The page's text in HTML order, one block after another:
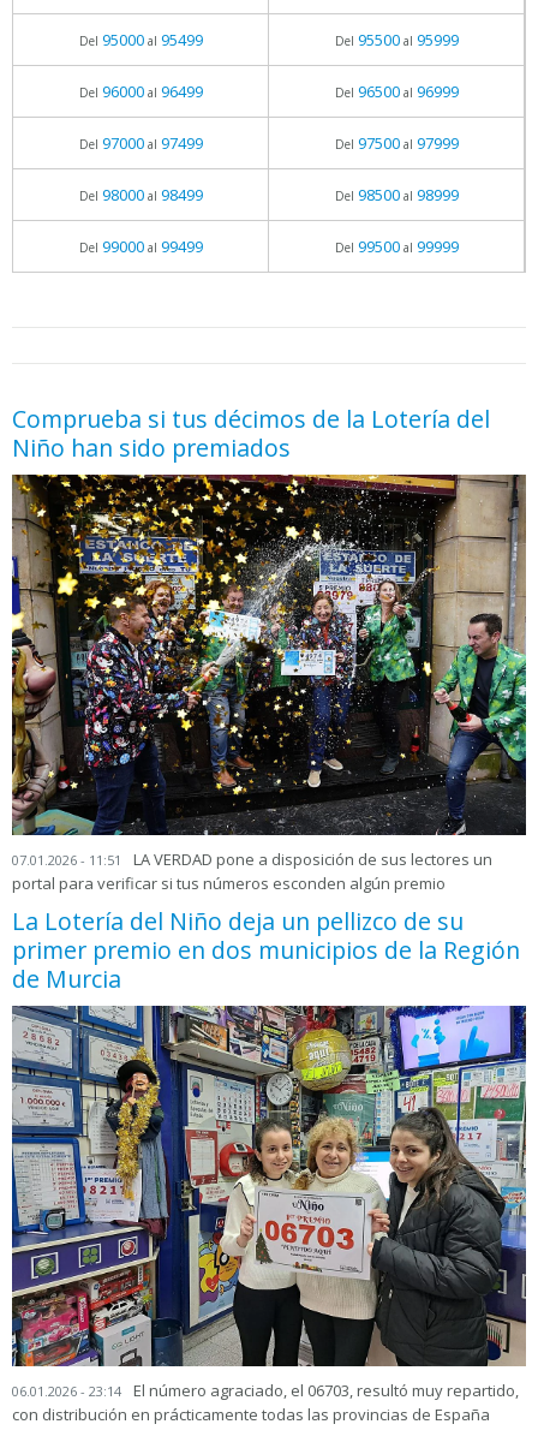
Del 95000al 95499 Del 95500al 95999
Del 96000al 96499 Del 96500al 96999
Del 97000al 97499 Del 97500al 97999
Del 98000al 98499 Del 98500al 98999
Del 99000al 99499 Del 99500al 99999
Comprueba si tus décimos de la Lotería del
Niño han sido premiados
07.01.2026 - 11:51
LA VERDAD pone a disposición de sus lectores un
portal para verificar si tus números esconden algún premio
La Lotería del Niño deja un pellizco de su
primer premio en dos municipios de la Región
de Murcia
06.01.2026 - 23:14
El número agraciado, el 06703, resultó muy repartido,
con distribución en prácticamente todas las provincias de España